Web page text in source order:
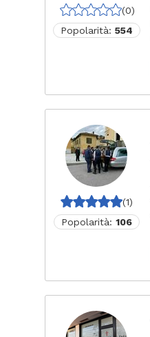
(0)
Popolarità: 554
(1)
Popolarità: 106